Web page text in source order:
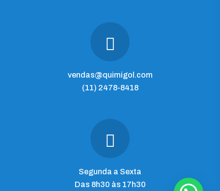
vendas@quimigol.com
(11) 2478-8418
Segunda a Sexta
Das 8h30 às 17h30